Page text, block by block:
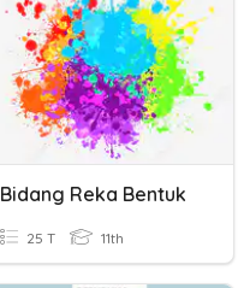
Bidang Reka Bentuk
25 T 11th